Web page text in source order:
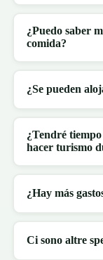
¿Puedo saber
comida?
¿Se pueden
¿Tendré
hacer turismo
¿Hay más
Ci sono altre